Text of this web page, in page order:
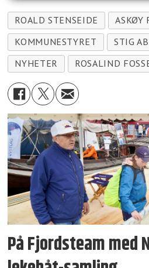
ROALD STENSEIDE
ASKØY
KOMMUNESTYRET
STIG
NYHETER
ROSALIND
På Fjordsteam med